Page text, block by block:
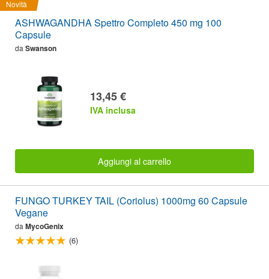
Novità
ASHWAGANDHA Spettro Completo 450 mg 100
Capsule
da Swanson
13,45 €
IVA inclusa
Aggiungi al carrello
FUNGO TURKEY TAIL (Coriolus) 1000mg 60 Capsule
Vegane
da MycoGenix
(6)